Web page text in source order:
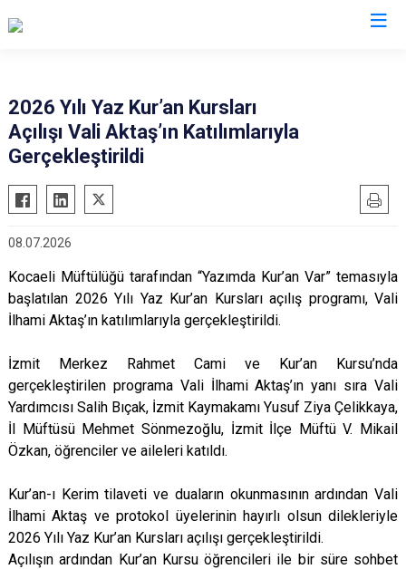
2026 Yılı Yaz Kur’an Kursları
Açılışı Vali Aktaş’ın Katılımlarıyla
Gerçekleştirildi
08.07.2026
Kocaeli Müftülüğü tarafından “Yazımda Kur’an Var” temasıyla
başlatılan 2026 Yılı Yaz Kur’an Kursları açılış programı, Vali
İlhami Aktaş’ın katılımlarıyla gerçekleştirildi.
İzmit Merkez Rahmet Cami ve Kur’an Kursu’nda
gerçekleştirilen programa Vali İlhami Aktaş’ın yanı sıra Vali
Yardımcısı Salih Bıçak, İzmit Kaymakamı Yusuf Ziya Çelikkaya,
İl Müftüsü Mehmet Sönmezoğlu, İzmit İlçe Müftü V. Mikail
Özkan, öğrenciler ve aileleri katıldı.
Kur’an-ı Kerim tilaveti ve duaların okunmasının ardından Vali
İlhami Aktaş ve protokol üyelerinin hayırlı olsun dilekleriyle
2026 Yılı Yaz Kur’an Kursları açılışı gerçekleştirildi.
Açılışın ardından Kur’an Kursu öğrencileri ile bir süre sohbet